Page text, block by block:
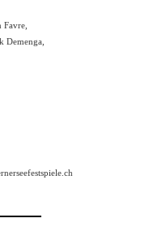
Demenga,